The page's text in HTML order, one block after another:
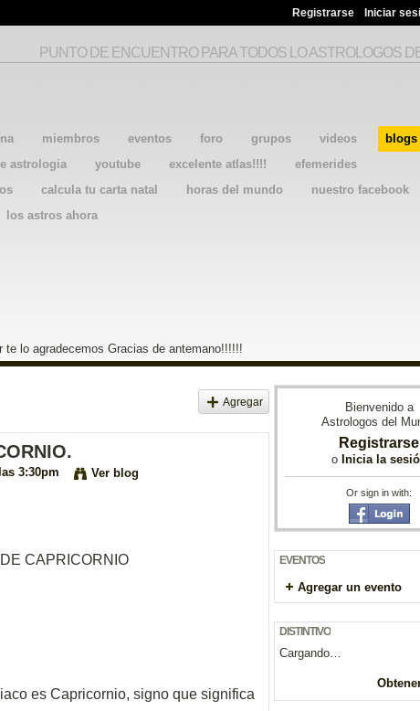
Registrarse Iniciar
miembros eventos foro grupos videos blogs
astrologia youtube excelente atlas!!!!
efemerides
calcula tu carta natal horas del mundo
nuestro facebook
los astros ahora
PUNTO DE ENCUENTRO PARA TODOS LO ASTROLOGOS
lo agradecemos Gracias de antemano!!!!!!
Agregar
3:30pm Ver blog
CAPRICORNIO
es Capricornio, signo que significa
Bienvenido a
Astrologos del
Registrarse
o Inicia la
Or sign in with:
EVENTOS
Agregar un evento
DISTINTIVO
Cargando…